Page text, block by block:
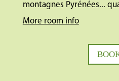
montagnes Pyrénées...
More room info